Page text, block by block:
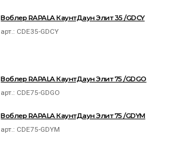
Воблер RAPALA КаунтДаун Элит 35 /GDCY
арт.: CDE35-GDCY
Воблер RAPALA КаунтДаун Элит 75 /GDGO
арт.: CDE75-GDGO
Воблер RAPALA КаунтДаун Элит 75 /GDYM
арт.: CDE75-GDYM